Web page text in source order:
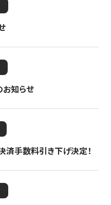
お知らせ
済手数料引き下げ決定！